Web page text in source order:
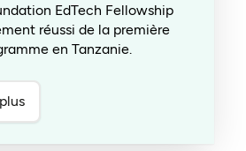
EdTech Fellowship
réussi de la première
en Tanzanie.